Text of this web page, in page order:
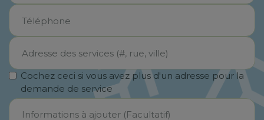
Cochez ceci si vous avez plus d'un adresse pour la
demande de service